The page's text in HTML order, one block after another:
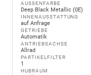
AUSSENFARBE
Deep Black Metallic (0E)
INNENAUSSTATTUNG
auf Anfrage
GETRIEBE
Automatik
ANTRIEBSACHSE
Allrad
PARTIKELFILTER
1
HUBRAUM